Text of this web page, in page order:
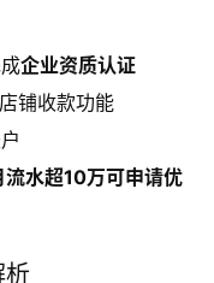
企业资质认证
铺收款功能
水超10万可申请优
析